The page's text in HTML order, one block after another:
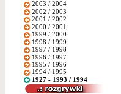
2003 / 2004
2002 / 2003
2001 / 2002
2000 / 2001
1999 / 2000
1998 / 1999
1997 / 1998
1996 / 1997
1995 / 1996
1994 / 1995
1927 - 1993 / 1994